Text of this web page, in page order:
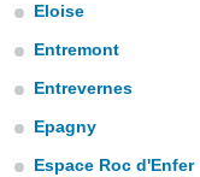
ainsi
un
la
Eloise
Entremont
Entrevernes
Epagny
Espace Roc d'Enfer